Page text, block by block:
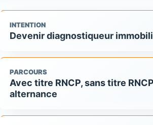
INTENTION
Devenir diagnostiqueur
PARCOURS
Avec titre RNCP, sans titre
alternance